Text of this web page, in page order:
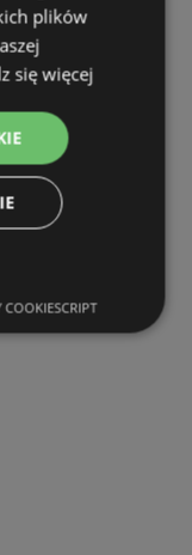
plików
się więcej
COOKIESCRIPT